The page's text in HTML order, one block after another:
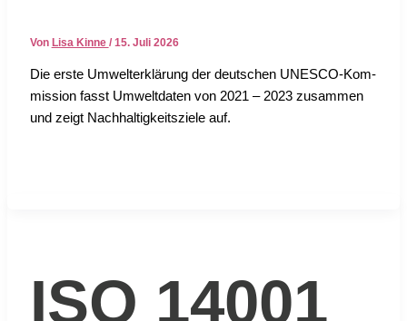
Von Lisa Kinne / 15. Juli 2026
Die ers­te Umwelt­er­klä­rung der deut­schen UNESCO-Kom­
mis­si­on fasst Umwelt­da­ten von 2021 – 2023 zusam­men
und zeigt Nach­hal­tig­keits­zie­le auf.
ISO 14001